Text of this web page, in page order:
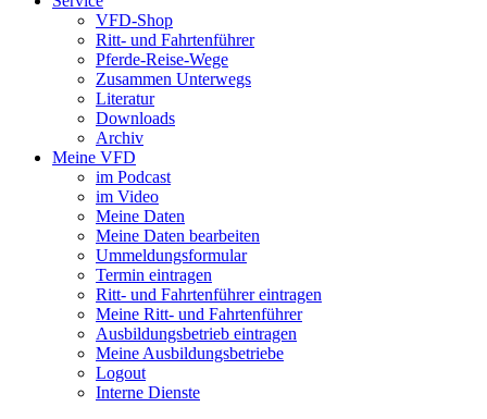
VFD-Shop
Ritt- und Fahrtenführer
Pferde-Reise-Wege
Zusammen Unterwegs
Literatur
Downloads
Archiv
Meine VFD
im Podcast
im Video
Meine Daten
Meine Daten bearbeiten
Ummeldungsformular
Termin eintragen
Ritt- und Fahrtenführer eintragen
Meine Ritt- und Fahrtenführer
Ausbildungsbetrieb eintragen
Meine Ausbildungsbetriebe
Logout
Interne Dienste